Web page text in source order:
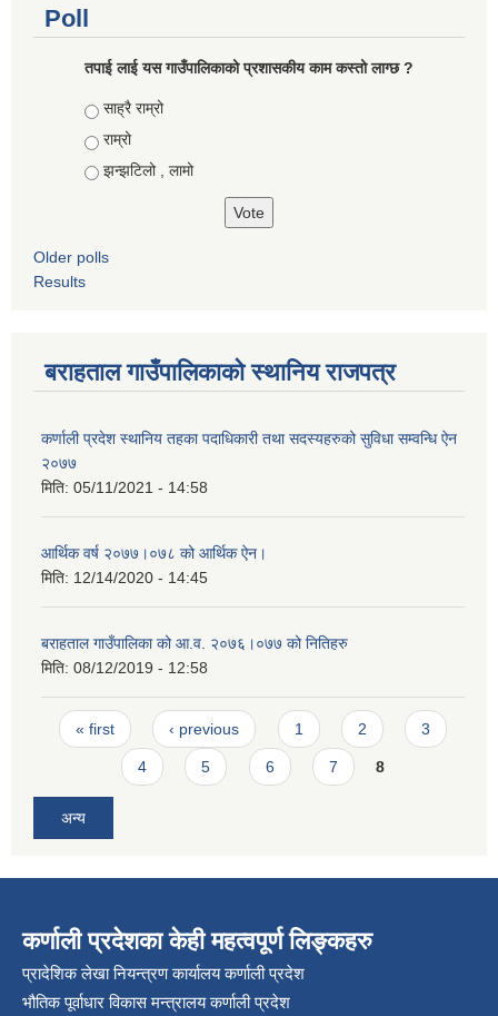
Poll
तपाई लाई यस गाउँपालिकाको प्रशासकीय काम कस्तो लाग्छ ?
Choices
साह्रै राम्रो
राम्रो
झन्झटिलो , लामो
Older polls
Results
बराहताल गाउँपालिकाको स्थानिय राजपत्र
कर्णाली प्रदेश स्थानिय तहका पदाधिकारी तथा सदस्यहरुको सुविधा सम्वन्धि ऐन
२०७७
मिति: 05/11/2021 - 14:58
आर्थिक वर्ष २०७७।०७८ को आर्थिक ऐन।
मिति: 12/14/2020 - 14:45
बराहताल गाउँपालिका को आ.व. २०७६।०७७ को नितिहरु
मिति: 08/12/2019 - 12:58
Pages
« first ‹ previous 1 2 3
4 5 6 7 8
अन्य
कर्णाली प्रदेशका केही महत्वपूर्ण लिङ्कहरु
प्रादेशिक लेखा नियन्त्रण कार्यालय कर्णाली प्रदेश
भौतिक पूर्वाधार विकास मन्त्रालय कर्णाली प्रदेश